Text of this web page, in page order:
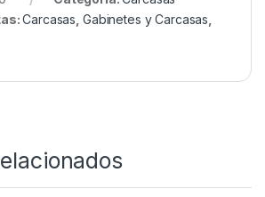
Carcasas Gabinetes y Carcasas